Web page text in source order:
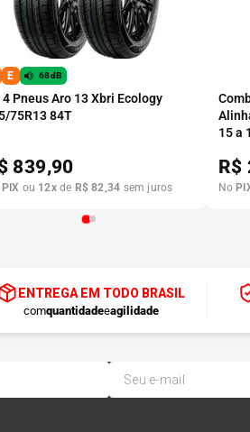
E 68dB
4 Pneus Aro 13 Xbri Ecology
75R13 84T
839,90
PIX ou 12xde R$ 82,34 sem juros
15 a
R$
No
ENTREGA EM TODO BRASIL
comquantidadeeagilidade